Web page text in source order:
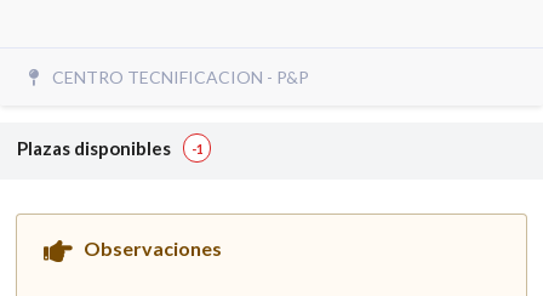
CENTRO TECNIFICACION - P&P
Plazas disponibles -1
Observaciones